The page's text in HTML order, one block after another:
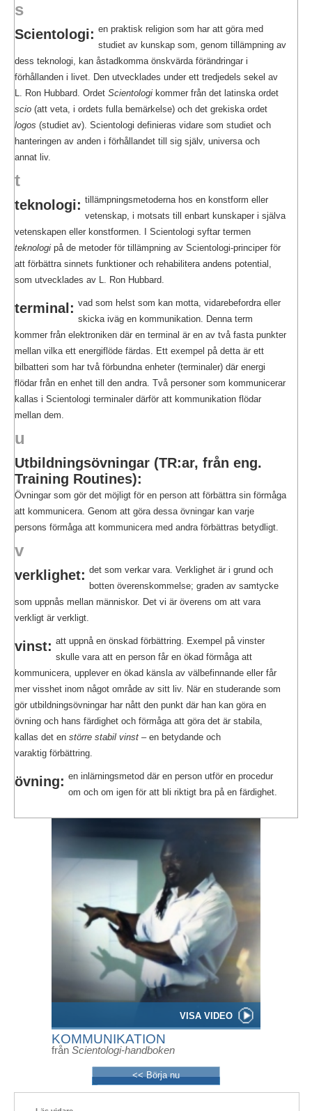
VISA VIDEO
KOMMUNIKATION
från Scientologi-handboken
<< Börja nu
s
Scientologi: en praktisk religion som har att göra med
studiet av kunskap som, genom tillämpning av
dess teknologi, kan åstadkomma önskvärda förändringar i
förhållanden i livet. Den utvecklades under ett tredjedels sekel av
L. Ron Hubbard. Ordet Scientologi kommer från det latinska ordet
scio (att veta, i ordets fulla bemärkelse) och det grekiska ordet
logos (studiet av). Scientologi definieras vidare som studiet och
hanteringen av anden i förhållandet till sig själv, universa och
annat liv.
t
teknologi: tillämpningsmetoderna hos en konstform eller
vetenskap, i motsats till enbart kunskaper i själva
vetenskapen eller konstformen. I Scientologi syftar termen
teknologi på de metoder för tillämpning av Scientologi-principer för
att förbättra sinnets funktioner och rehabilitera andens potential,
som utvecklades av L. Ron Hubbard.
terminal: vad som helst som kan motta, vidarebefordra eller
skicka iväg en kommunikation. Denna term
kommer från elektroniken där en terminal är en av två fasta punkter
mellan vilka ett energiflöde färdas. Ett exempel på detta är ett
bilbatteri som har två förbundna enheter (terminaler) där energi
flödar från en enhet till den andra. Två personer som kommunicerar
kallas i Scientologi terminaler därför att kommunikation flödar
mellan dem.
u
Utbildningsövningar (TR:ar, från eng.
Training Routines):
Övningar som gör det möjligt för en person att förbättra sin förmåga
att kommunicera. Genom att göra dessa övningar kan varje
persons förmåga att kommunicera med andra förbättras betydligt.
v
verklighet: det som verkar vara. Verklighet är i grund och
botten överenskommelse; graden av samtycke
som uppnås mellan människor. Det vi är överens om att vara
verkligt är verkligt.
vinst: att uppnå en önskad förbättring. Exempel på vinster
skulle vara att en person får en ökad förmåga att
kommunicera, upplever en ökad känsla av välbefinnande eller får
mer visshet inom något område av sitt liv. När en studerande som
gör utbildningsövningar har nått den punkt där han kan göra en
övning och hans färdighet och förmåga att göra det är stabila,
kallas det en större stabil vinst – en betydande och
varaktig förbättring.
övning: en inlärningsmetod där en person utför en procedur
om och om igen för att bli riktigt bra på en färdighet.